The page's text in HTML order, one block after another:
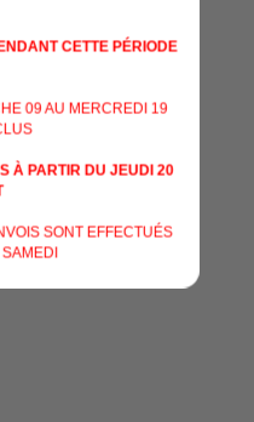
CETTE PÉRIODE
09 AU MERCREDI 19
À PARTIR DU JEUDI 20
SONT EFFECTUÉS